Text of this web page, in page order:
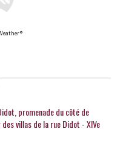
promenade du côté de
des villas de la rue Didot - XIVe